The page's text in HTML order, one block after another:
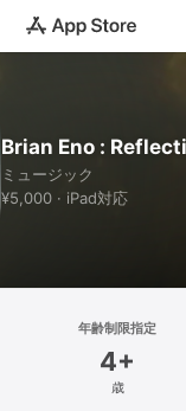
Brian Eno :
ミュージック
¥5,000 · iPad対応
年齢制限指定
4+
歳